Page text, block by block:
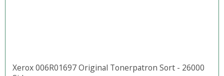
Xerox 006R01697 Original Tonerpatron Sort - 26000